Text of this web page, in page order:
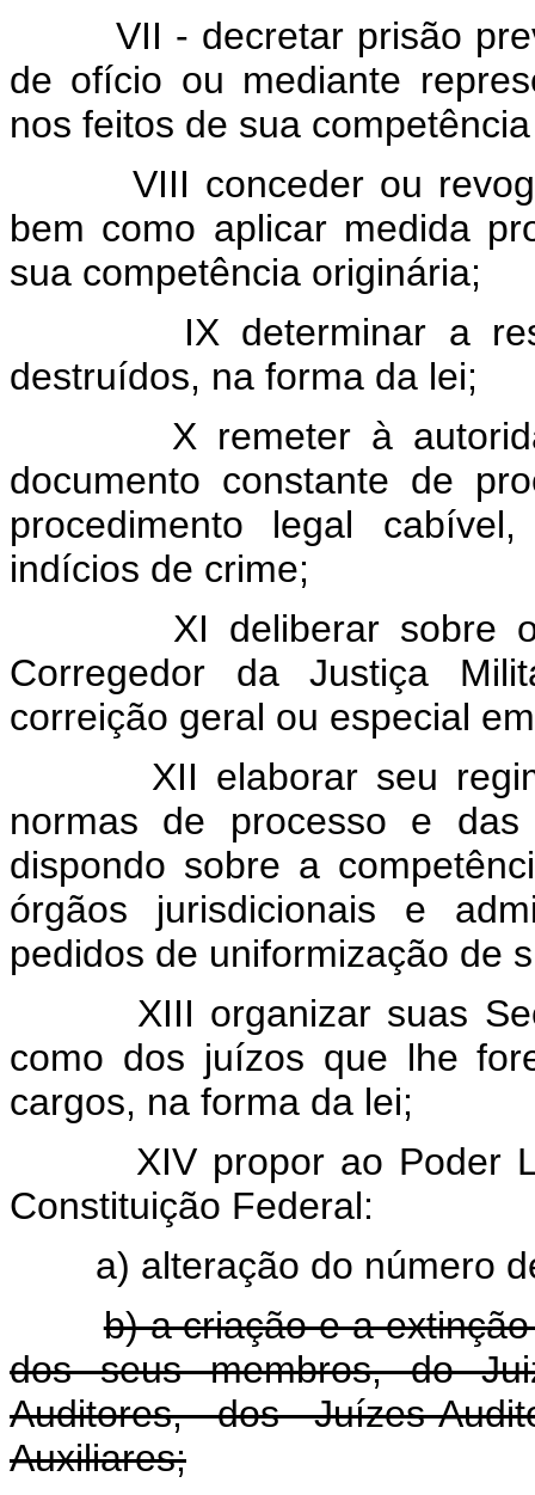
VII - decretar prisão
de ofício ou mediante
nos feitos de sua
VIII conceder ou
bem como aplicar medida
sua competência originária;
IX determinar a
destruídos, na forma da lei;
X remeter à
documento constante de
procedimento legal
indícios de crime;
XI deliberar sobre
Corregedor da Justiça
correição geral ou especial
XII elaborar seu
normas de processo e das
dispondo sobre a
órgãos jurisdicionais e
pedidos de uniformização de
XIII organizar suas
como dos juízos que lhe
cargos, na forma da lei;
XIV propor ao Poder
Constituição Federal:
a) alteração do número
b) a criação e a
dos seus membros, do
Auditores, dos Juízes-
Auxiliares;